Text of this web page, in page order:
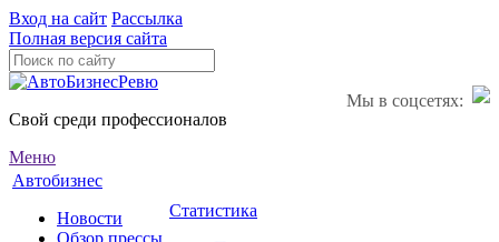
Вход на сайт Рассылка
Полная версия сайта
Мы в соцсетях:
Свой среди профессионалов
Меню
Автобизнес
Новости
Обзор прессы
Статистика